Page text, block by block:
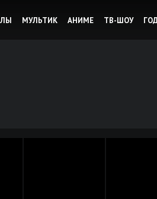
МУЛЬТИК АНИМЕ ТВ-ШОУ